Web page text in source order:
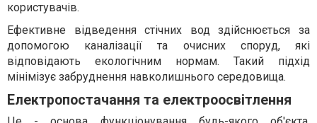
користувачів.
Ефективне відведення стічних вод здійснюється за
допомогою каналізації та очисних споруд, які
відповідають екологічним нормам. Такий підхід
мінімізує забруднення навколишнього середовища.
Електропостачання та електроосвітлення